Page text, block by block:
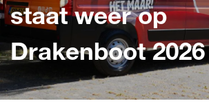
staat weer op
Drakenboot 2026